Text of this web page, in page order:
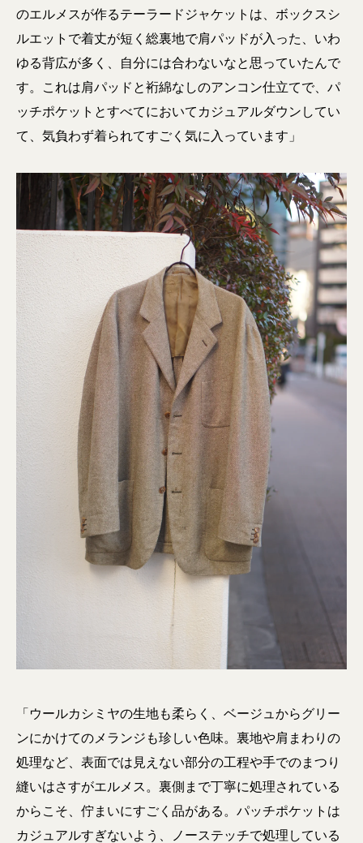
のエルメスが作るテーラードジャケットは、ボックスシ
ルエットで着丈が短く総裏地で肩パッドが入った、いわ
ゆる背広が多く、自分には合わないなと思っていたんで
す。これは肩パッドと裄綿なしのアンコン仕立てで、パ
ッチポケットとすべてにおいてカジュアルダウンしてい
て、気負わず着られてすごく気に入っています」
「ウールカシミヤの生地も柔らく、ベージュからグリー
ンにかけてのメランジも珍しい色味。裏地や肩まわりの
処理など、表面では見えない部分の工程や手でのまつり
縫いはさすがエルメス。裏側まで丁寧に処理されている
からこそ、佇まいにすごく品がある。パッチポケットは
カジュアルすぎないよう、ノーステッチで処理している